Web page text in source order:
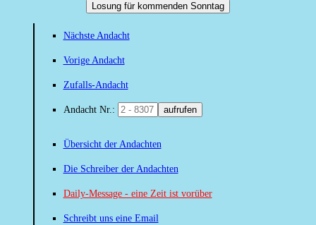
Losung für kommenden Sonntag
Nächste Andacht
Vorige Andacht
Zufalls-Andacht
Andacht Nr.: aufrufen
Übersicht der Andachten
Die Schreiber der Andachten
Daily-Message - eine Zeit ist vorüber
Schreibt uns eine Email